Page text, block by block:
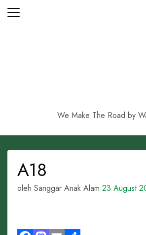
Skip
We Make The Road by
A18
oleh Sanggar Anak Alam 23 August